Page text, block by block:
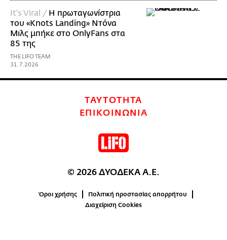
It's Viral / Η πρωταγωνίστρια
του «Knots Landing» Ντόνα
Μιλς μπήκε στο OnlyFans στα
85 της
THE LIFO TEAM
31.7.2026
ΤΑΥΤΟΤΗΤΑ
ΕΠΙΚΟΙΝΩΝΙΑ
© 2026 ΔΥΟΔΕΚΑ Α.Ε.
Όροι χρήσης
Πολιτική προστασίας απορρήτου
Διαχείριση Cookies